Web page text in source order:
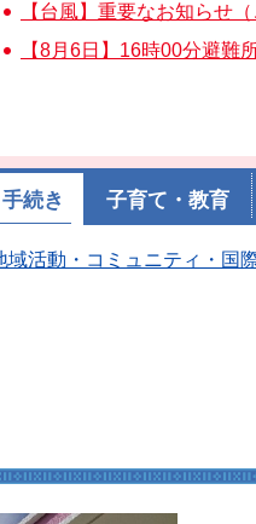
【台風】重要なお知らせ
【8月6日】16時00分避難
続き 子育て・教育
域活動・コミュニティ・国